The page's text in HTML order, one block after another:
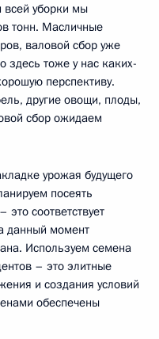
всей уборки мы
тонн. Масличные
валовой сбор уже
тоже у нас каких-
перспективу.
другие овощи, плоды,
сбор ожидаем
урожая будущего
посеять
соответствует
данный момент
Используем семена
– это элитные
и создания условий
обеспечены